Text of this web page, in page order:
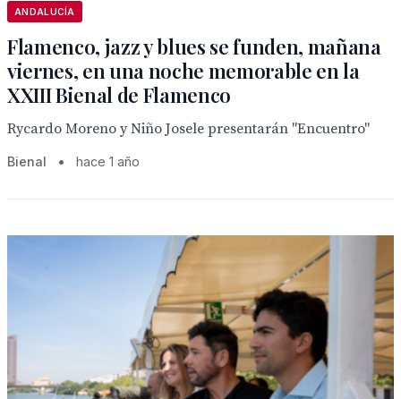
ANDALUCÍA
Flamenco, jazz y blues se funden, mañana
viernes, en una noche memorable en la
XXIII Bienal de Flamenco
Rycardo Moreno y Niño Josele presentarán "Encuentro"
Bienal • hace 1 año